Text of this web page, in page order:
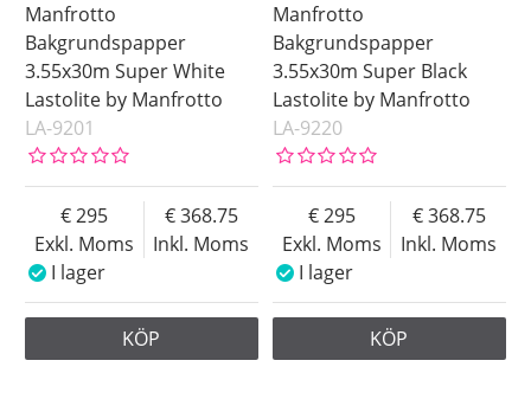
Manfrotto
Bakgrundspapper
3.55x30m Super White
Lastolite by Manfrotto
LA-9201
Exkl. Moms
295
Inkl. Moms
368.75
I lager
KÖP
Manfrotto
Bakgrundspapper
3.55x30m Super Black
Lastolite by Manfrotto
LA-9220
Exkl. Moms
295
Inkl. Moms
368.75
I lager
KÖP